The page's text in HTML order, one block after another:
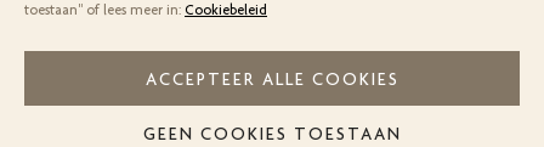
toestaan" of lees meer in: Cookiebeleid
ACCEPTEER ALLE COOKIES
GEEN COOKIES TOESTAAN